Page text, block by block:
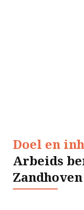
Doel en
Arbeids